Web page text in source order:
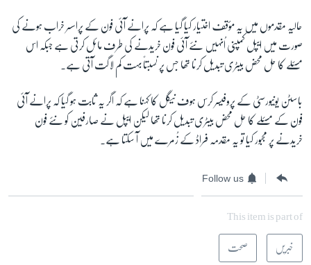
حالیہ مقدموں میں یہ مؤقف اختیار کیا گیا ہے کہ پرانے آئی فون کے پراسسر خراب ہونے کی
صورت میں ایپل کمپنی اُنہیں نئے آئی فون خریدنے کی طرف مائل کرتی ہے جبکہ اس
مسئلے کا حل محض بیٹری تبدیل کرنا تھا جس پر نسبتاً بہت کم لاگت آتی ہے۔
باسٹن یونیورسٹی کے پروفیسر کرس ہوف نیگل کا کہنا ہے کہ اگر یہ ثابت ہو گیا کہ پرانے آئی
فون کے مسئلے کا حل محض بیٹری تبدیل کرنا تھا لیکن ایپل نے صارفین کو نئے فون
خریدنے پر مجبور کیا تو یہ مقدمہ فراڈ کے زُمرے میں آ سکتا ہے۔
Follow us
This item is part of
خبریں صحت